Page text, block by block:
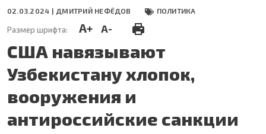
02.03.2024 | ДМИТРИЙ НЕФЁДОВ ПОЛИТИКА
Размер шрифта: A+ A-
США навязывают
Узбекистану хлопок,
вооружения и
антироссийские санкции